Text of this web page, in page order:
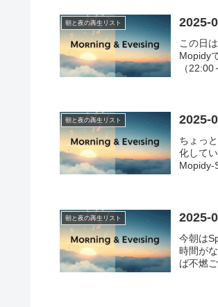
朝と夜の再生リスト 2025-
この日
Mopidy
（
朝と夜の再生リスト 2025-
ちょっ
化して
Mopidy-
朝と夜の再生リスト 2025-
今朝は
時間が
ば不燃